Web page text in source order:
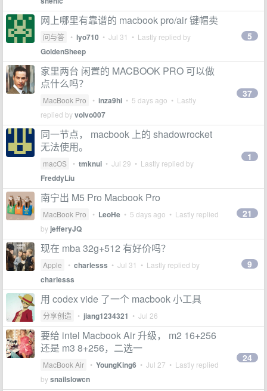
网上哪里有靠谱的 macbook pro/air 键帽卖
问与答 • lyo710 • Jul 31 • Lastly replied by
GoldenSheep
5
家里两台 闲置的 MACBOOK PRO 可以做
点什么吗？
MacBook Pro • inza9hi • 5 days ago • Lastly
replied byvolvo007
37
同一节点， macbook 上的 shadowrocket
无法使用。
macOS • tmknui • Jul 29 • Lastly replied by
FreddyLiu
1
南宁出 M5 Pro Macbook Pro
MacBook Pro • LeoHe • 5 days ago • Lastly replied
by jefferyJQ
21
现在 mba 32g+512 有好价吗？
Apple • charlesss • Jul 31 • Lastly replied by
charlesss
9
用 codex vide 了一个 macbook 小工具
分享创造 • jiang1234321 • Jul 26
要给 intel Macbook Air 升级， m2 16+256
还是 m3 8+256，二选一
MacBook Air • YoungKing6 • Jul 27 • Lastly replied
bysnailslowcn
24